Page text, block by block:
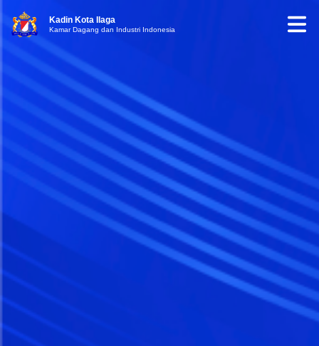
Kadin Kota Ilaga
Kamar Dagang dan Industri Indonesia